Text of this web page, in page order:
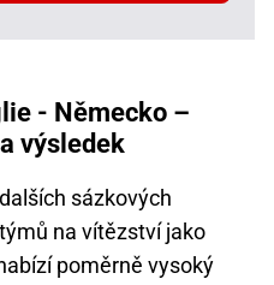
- Německo –
výsledek
sázkových
na vítězství jako
poměrně vysoký